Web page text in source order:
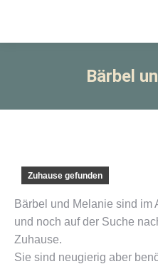
Bärbel
Zuhause gefunden
Bärbel und Melanie sind im
und noch auf der Suche
Zuhause.
Sie sind neugierig aber